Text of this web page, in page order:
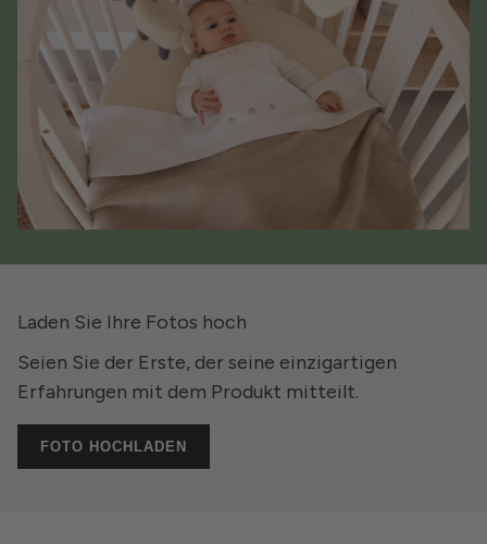
Laden Sie Ihre Fotos hoch
Seien Sie der Erste, der seine einzigartigen
Erfahrungen mit dem Produkt mitteilt.
FOTO HOCHLADEN